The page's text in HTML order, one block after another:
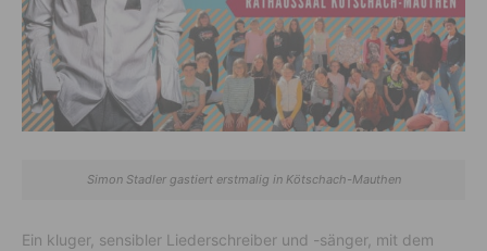
Simon Stadler gastiert erstmalig in Kötschach-Mauthen
Ein kluger, sensibler Liederschreiber und -sänger, mit dem